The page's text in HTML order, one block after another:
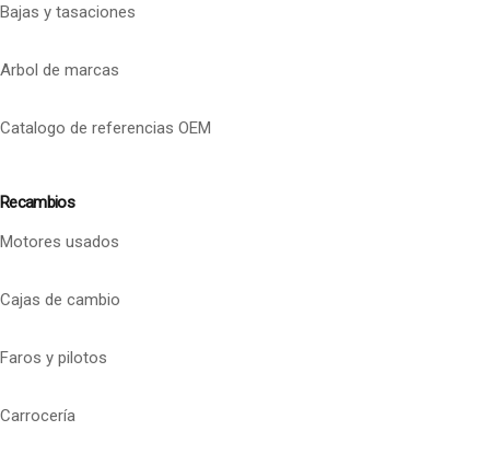
Bajas y tasaciones
Arbol de marcas
Catalogo de referencias OEM
Recambios
Motores usados
Cajas de cambio
Faros y pilotos
Carrocería